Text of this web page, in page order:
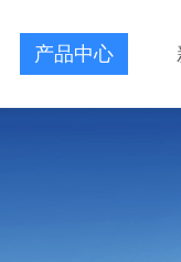
产品中心